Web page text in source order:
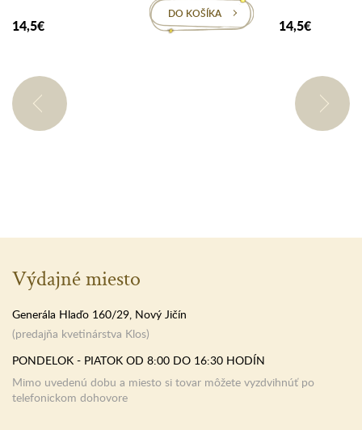
14,5€
DO KOŠÍKA
14,5€
Výdajné miesto
Generála Hlaďo 160/29, Nový Jičín
(predajňa kvetinárstva Klos)
PONDELOK - PIATOK OD 8:00 DO 16:30 HODÍN
Mimo uvedenú dobu a miesto si tovar môžete vyzdvihnúť po
telefonickom dohovore